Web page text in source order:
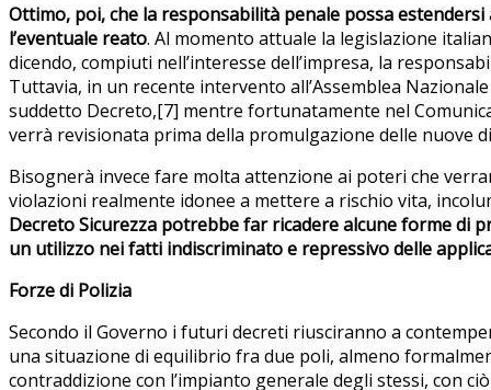
Ottimo, poi, che la responsabilità penale possa
l’eventuale reato. Al momento attuale la legislazione
dicendo, compiuti nell’interesse dell’impresa, la
Tuttavia, in un recente intervento all’Assemblea
suddetto Decreto,[7] mentre fortunatamente nel
verrà revisionata prima della promulgazione delle nuove
Bisognerà invece fare molta attenzione ai poteri che
violazioni realmente idonee a mettere a rischio vita,
Decreto Sicurezza potrebbe far ricadere alcune forme di
un utilizzo nei fatti indiscriminato e repressivo delle
Forze di Polizia
Secondo il Governo i futuri decreti riusciranno a
una situazione di equilibrio fra due poli, almeno
contraddizione con l’impianto generale degli stessi, con